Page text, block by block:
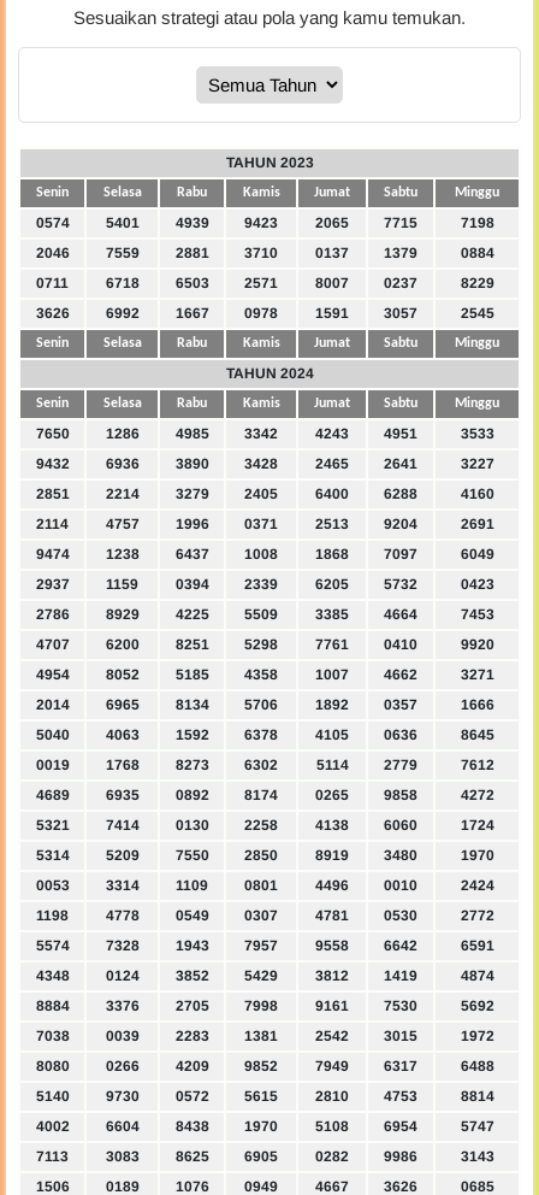
Sesuaikan strategi atau pola yang kamu temukan.
TAHUN 2023
Senin Selasa Rabu Kamis Jumat Sabtu Minggu
0574 5401 4939 9423 2065 7715
7198
2046
7559 2881 3710 0137 1379
0884
0711
6718 6503 2571 8007 0237
8229
3626
6992 1667 0978 1591 3057 2545
Senin Selasa Rabu Kamis Jumat Sabtu Minggu
TAHUN 2024
Senin Selasa Rabu Kamis Jumat Sabtu Minggu
7650 1286 4985 3342 4243 4951
3533
9432
6936 3890 3428 2465 2641
3227
2851
2214 3279 2405 6400 6288
4160
2114
4757 1996 0371 2513 9204
2691
9474
1238 6437 1008 1868 7097
6049
2937
1159 0394 2339 6205 5732
0423
2786
8929 4225 5509 3385 4664
7453
4707
6200 8251 5298 7761 0410
9920
4954
8052 5185 4358 1007 4662
3271
2014
6965 8134 5706 1892 0357
1666
5040
4063 1592 6378 4105 0636
8645
0019
1768 8273 6302 5114 2779
7612
4689
6935 0892 8174 0265 9858
4272
5321
7414 0130 2258 4138 6060
1724
5314
5209 7550 2850 8919 3480
1970
0053
3314 1109 0801 4496 0010
2424
1198
4778 0549 0307 4781 0530
2772
5574
7328 1943 7957 9558 6642
6591
4348
0124 3852 5429 3812 1419
4874
8884
3376 2705 7998 9161 7530
5692
7038
0039 2283 1381 2542 3015
1972
8080
0266 4209 9852 7949 6317
6488
5140
9730 0572 5615 2810 4753
8814
4002
6604 8438 1970 5108 6954
5747
7113
3083 8625 6905 0282 9986
3143
1506
0189 1076 0949 4667 3626 0685